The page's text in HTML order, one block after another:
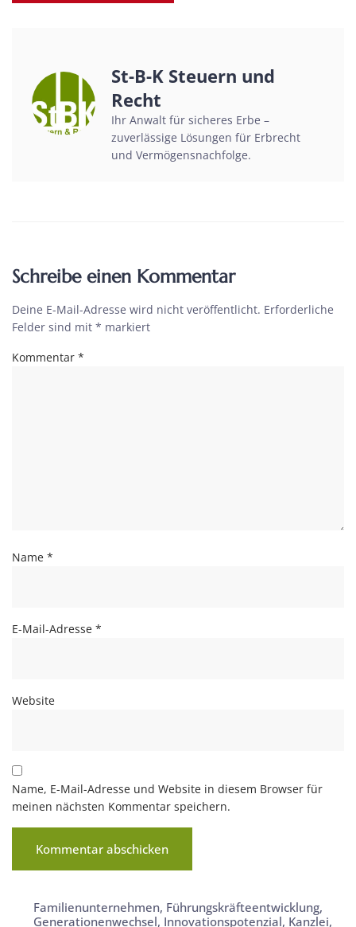
St-B-K Steuern und
Recht
Ihr Anwalt für sicheres Erbe –
zuverlässige Lösungen für Erbrecht
und Vermögensnachfolge.
Schreibe einen Kommentar
Deine E-Mail-Adresse wird nicht veröffentlicht. Erforderliche
Felder sind mit * markiert
Kommentar *
Name *
E-Mail-Adresse *
Website
Name, E-Mail-Adresse und Website in diesem Browser für
meinen nächsten Kommentar speichern.
Familienunternehmen, Führungskräfteentwicklung,
Generationenwechsel, Innovationspotenzial, Kanzlei,